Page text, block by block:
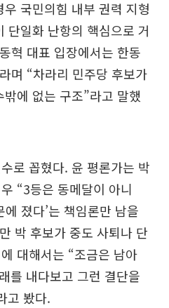
국민의힘 내부 권력 지형
단일화 난항의 핵심으로 거
혁 대표 입장에서는 한동
며 “차라리 민주당 후보가
에 없는 구조”라고 말했
로 꼽혔다. 윤 평론가는 박
“3등은 동메달이 아니
졌다’는 책임론만 남을
박 후보가 중도 사퇴나 단
대해서는 “조금은 남아
를 내다보고 그런 결단을
고 봤다.